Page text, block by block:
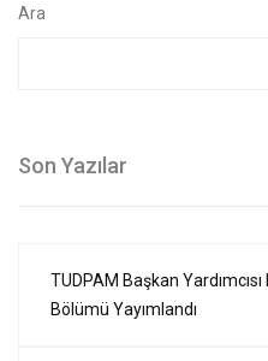
Ara
Son Yazılar
TUDPAM Başkan Yardımcısı
Bölümü Yayımlandı